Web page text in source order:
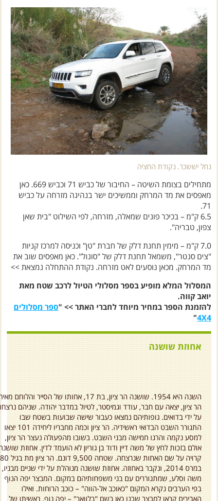
נחל יששכר. נקודת החציה
מתחילים בצומת השיטה – החיבור של כביש 71 וכביש 669. כאן
מאפסים את מד המרחק וממשיכים ישר בנהיגה מזרחה על כביש
71.
6.5 ק"מ – בכיכר פונים שמאלה, מזרחה, לפי השילוט "בית שאן
צפון, טבריה".
7.0 ק"מ – מימין תחנת דלק של חברת "טן" וכניסה למרכז קניות
"צים סנטר", משמאל תחנת דלק של "סונול". כאן מאפסים שוב את
מד המרחק. מכאן נוסעים לאט מזרחה. נקודת ההתחלה נמצאת >>
המסלול המלא מופיע בספר מסלולי הטיול לרכב שטח מאת
יואב קווה.
להזמנת הספר במחיר מיוחד לחברי האתר >> "ספר מסלולים
4X4
"
אחוזת שושנה
השנה היא 1954. שושנה הר ציון, בת 17, אחותו של הסייר והלוחם מאיר
הר ציון, יצאה עם חבר, עודד וגמיסטר, לטיול במדבר יהודה. שניהם נרצחו
על ידי בדואים. גופותיהם נמצאו כעבור שישה שבועות בשטח שבו
התגורר השבט הבדואי ראשידיה. הר ציון וכמה מחבריו ליחידה 101 יצאו
למסע נקמה והרגו חמישה מבני השבט. בשובו מהפעולה נעצר הר ציון,
אולם בזכות לחץ של משה דיין ודוד בן גוריון לא הועמד לדין. אחוזת
במרס 2014, ונקבר באחוזה. אחוזת שושנה מנוהלת על ידי שניים מבניו,
משה וסלע, שמתגוררים עם בני משפחותיהם במקום. המבצר יפה הנוף
בפי הערבים נקרא המקום "כאוכב אל-הווה" – כוכב הרוחות. ואילו
האבירים קראו למבצר שבנו כאן בשם "בלוואר" – יפה נוף. ראשיתו של